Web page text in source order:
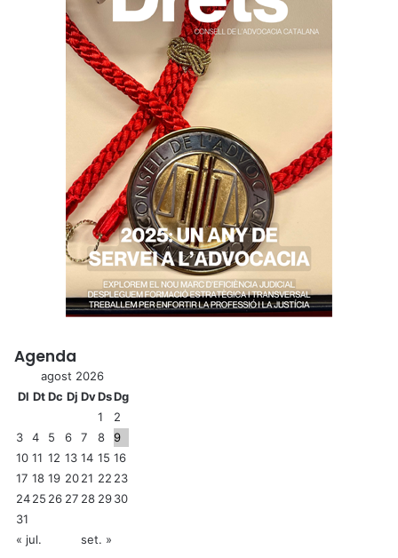
Agenda
agost 2026
Dl DtDc Dj DvDsDg
1
2
3
4 5 6 7 8
9
10 11 12 13 14 15 16
17 18 19 2021 22 23
2425 26 27 28 2930
31
« jul.
set. »